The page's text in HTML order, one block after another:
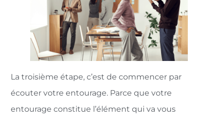
La troisième étape, c’est de commencer par
écouter votre entourage. Parce que votre
entourage constitue l’élément qui va vous